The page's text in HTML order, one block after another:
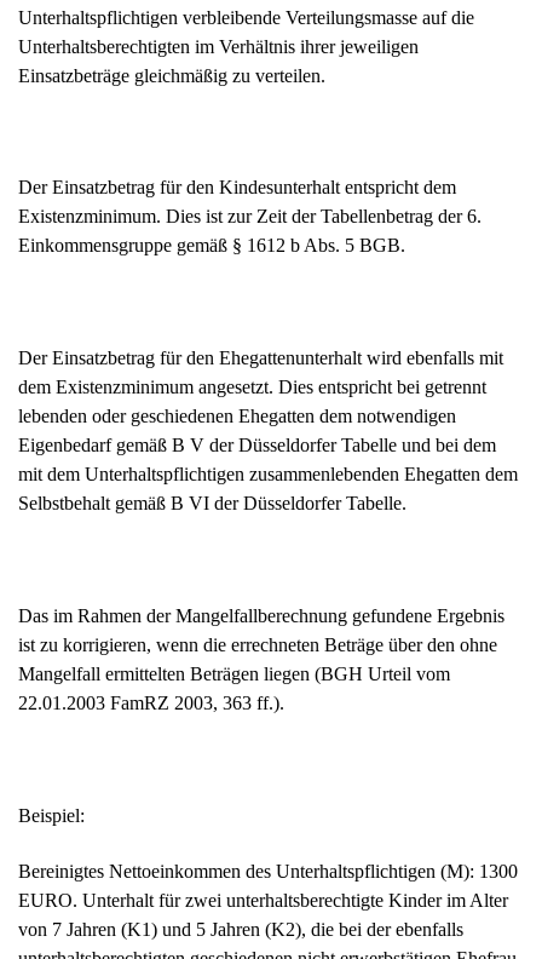
Unterhaltspflichtigen verbleibende Verteilungsmasse auf die
Unterhaltsberechtigten im Verhältnis ihrer jeweiligen
Einsatzbeträge gleichmäßig zu verteilen.
Der Einsatzbetrag für den Kindesunterhalt entspricht dem
Existenzminimum. Dies ist zur Zeit der Tabellenbetrag der 6.
Einkommensgruppe gemäß § 1612 b Abs. 5 BGB.
Der Einsatzbetrag für den Ehegattenunterhalt wird ebenfalls mit
dem Existenzminimum angesetzt. Dies entspricht bei getrennt
lebenden oder geschiedenen Ehegatten dem notwendigen
Eigenbedarf gemäß B V der Düsseldorfer Tabelle und bei dem
mit dem Unterhaltspflichtigen zusammenlebenden Ehegatten dem
Selbstbehalt gemäß B VI der Düsseldorfer Tabelle.
Das im Rahmen der Mangelfallberechnung gefundene Ergebnis
ist zu korrigieren, wenn die errechneten Beträge über den ohne
Mangelfall ermittelten Beträgen liegen (BGH Urteil vom
22.01.2003 FamRZ 2003, 363 ff.).
Beispiel:
Bereinigtes Nettoeinkommen des Unterhaltspflichtigen (M): 1300
EURO. Unterhalt für zwei unterhaltsberechtigte Kinder im Alter
von 7 Jahren (K1) und 5 Jahren (K2), die bei der ebenfalls